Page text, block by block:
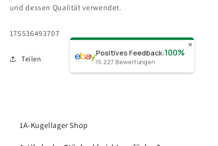
und dessen Qualität verwendet.
SKU:
175536493707
Teilen
✕
Positives Feedback:100%
15.227 Bewertungen
1A-Kugellager Shop